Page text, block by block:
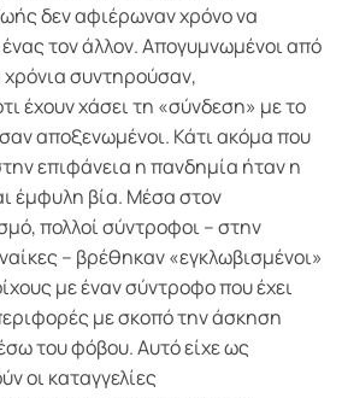
δεν αφιέρωναν χρόνο να
τον άλλον. Απογυμνωμένοι από
χρόνια συντηρούσαν,
έχουν χάσει τη «σύνδεση» με το
αποξενωμένοι. Κάτι ακόμα που
επιφάνεια η πανδημία ήταν η
έμφυλη βία. Μέσα στον
πολλοί σύντροφοι – στην
– βρέθηκαν «εγκλωβισμένοι»
με έναν σύντροφο που έχει
με σκοπό την άσκηση
του φόβου. Αυτό είχε ως
οι καταγγελίες